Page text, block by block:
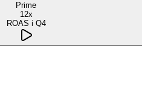
Prime
12x
ROAS i Q4